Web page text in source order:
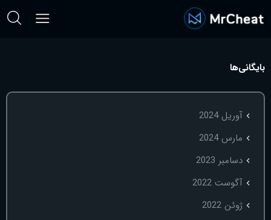
بایگانی‌ها
آوریل 2024
مارس 2024
دسامبر 2023
آگوست 2022
ژوئن 2022